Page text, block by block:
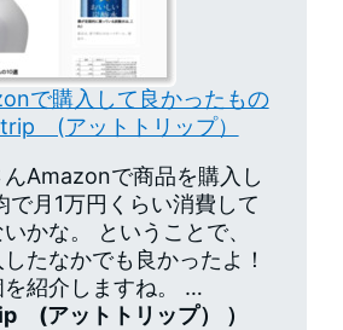
で購入して良かったもの
(アットトリップ）
Amazonで商品を購入し
で月1万円くらい消費して
かな。 ということで、
たなかでも良かったよ！
を紹介しますね。 …
(アットトリップ） ）